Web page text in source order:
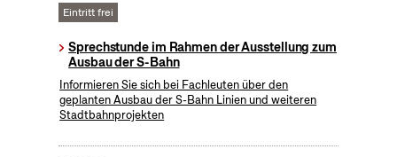
Eintritt frei
Sprechstunde im Rahmen der Ausstellung zum
Ausbau der S-Bahn
Informieren Sie sich bei Fachleuten über den
geplanten Ausbau der S-Bahn Linien und weiteren
Stadtbahnprojekten